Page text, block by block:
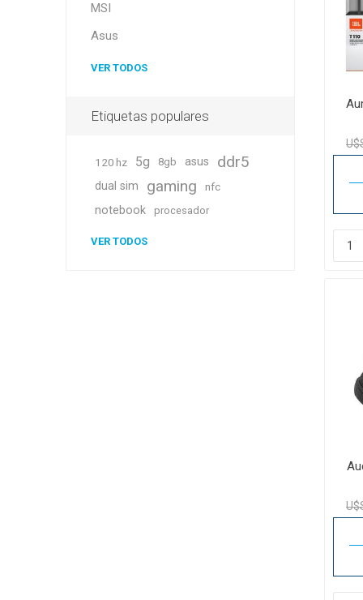
MSI
Asus
VER TODOS
Etiquetas populares
120 hz 5g 8gb asus ddr5
dual sim gaming nfc
notebook procesador
VER TODOS